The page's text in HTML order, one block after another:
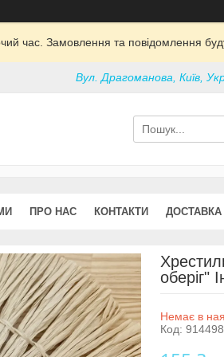
час. Замовлення та повідомлення
Вул. Драгоманова, Київ,
ПРО НАС КОНТАКТИ ДОСТАВКА
оберіг"
Немає в
Код: